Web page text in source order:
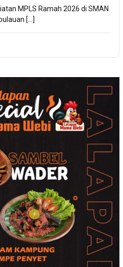
MPLS Ramah 2026 di SMAN
[…]